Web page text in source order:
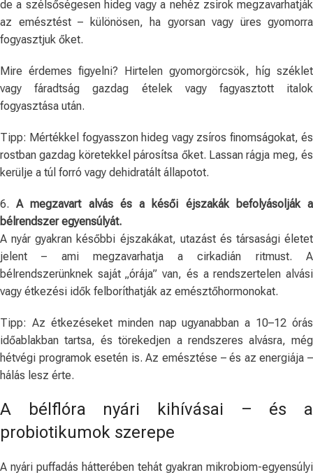
de a szélsőségesen hideg vagy a nehéz zsírok megzavarhatják
az emésztést – különösen, ha gyorsan vagy üres gyomorra
fogyasztjuk őket.
Mire érdemes figyelni? Hirtelen gyomorgörcsök, híg széklet
vagy fáradtság gazdag ételek vagy fagyasztott italok
fogyasztása után.
Tipp: Mértékkel fogyasszon hideg vagy zsíros finomságokat, és
rostban gazdag köretekkel párosítsa őket. Lassan rágja meg, és
kerülje a túl forró vagy dehidratált állapotot.
6.A megzavart alvás és a késői éjszakák befolyásolják a
bélrendszer egyensúlyát.
A nyár gyakran későbbi éjszakákat, utazást és társasági életet
jelent – ​​ami megzavarhatja a cirkadián ritmust. A
bélrendszerünknek saját „órája” van, és a rendszertelen alvási
vagy étkezési idők felboríthatják az emésztőhormonokat.
Tipp: Az étkezéseket minden nap ugyanabban a 10–12 órás
időablakban tartsa, és törekedjen a rendszeres alvásra, még
hétvégi programok esetén is. Az emésztése – és az energiája –
hálás lesz érte.
A bélflóra nyári kihívásai – és a
probiotikumok szerepe
A nyári puffadás hátterében tehát gyakran mikrobiom-egyensúlyi